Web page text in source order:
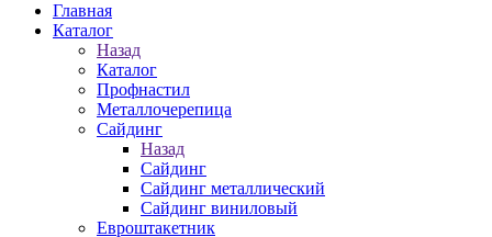
Главная
Каталог
Назад
Каталог
Профнастил
Металлочерепица
Сайдинг
Назад
Сайдинг
Сайдинг металлический
Сайдинг виниловый
Евроштакетник